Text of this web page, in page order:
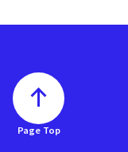
Page Top